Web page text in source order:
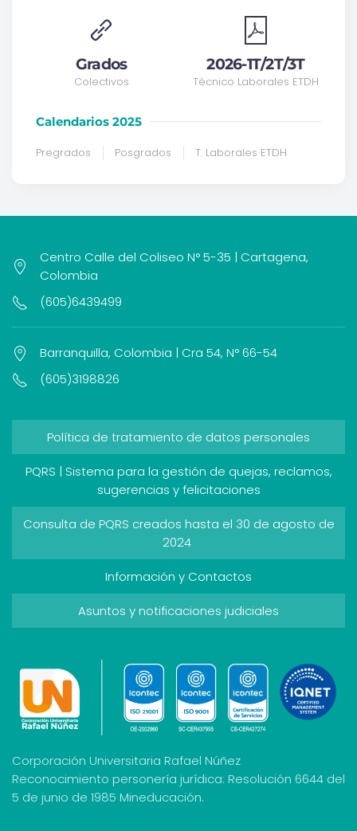
Grados
Colectivos
2026-1T/2T/3T
Técnico Laborales ETDH
Calendarios 2025
Pregrados Posgrados T. Laborales ETDH
Centro Calle del Coliseo N° 5-35 | Cartagena,
Colombia
(605)6439499
Barranquilla, Colombia | Cra 54, N° 66-54
(605)3198826
Política de tratamiento de datos personales
PQRS | Sistema para la gestión de quejas, reclamos,
sugerencias y felicitaciones
Consulta de PQRS creados hasta el 30 de agosto de
2024
Información y Contactos
Asuntos y notificaciones judiciales
Corporación Universitaria Rafael Núñez
Reconocimiento personería jurídica: Resolución 6644 del
5 de junio de 1985 Mineducación.